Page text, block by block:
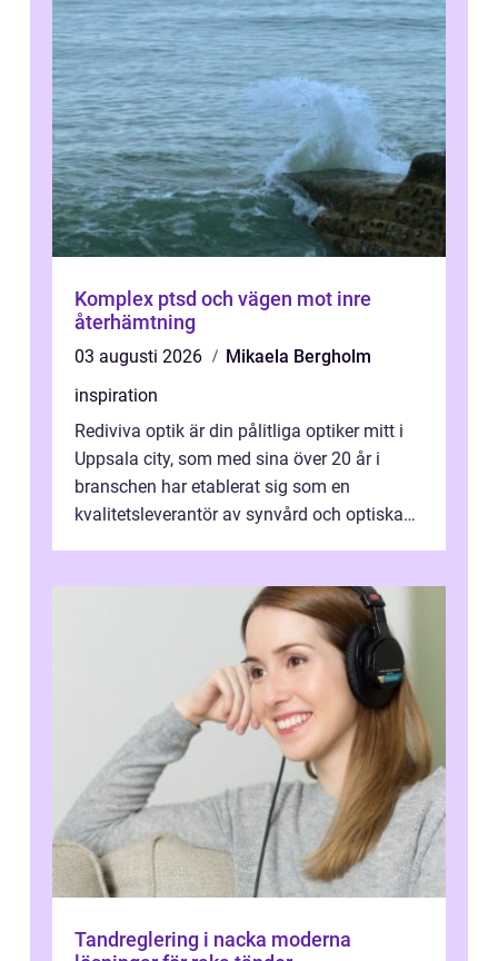
Komplex ptsd och vägen mot inre
återhämtning
03 augusti 2026
Mikaela Bergholm
inspiration
Rediviva optik är din pålitliga optiker mitt i
Uppsala city, som med sina över 20 år i
branschen har etablerat sig som en
kvalitetsleverantör av synvård och optiska
Tandreglering i nacka moderna